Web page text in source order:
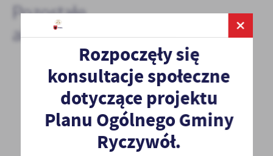
Pozostałe
aktualności
ZAPROSZENIE DO KONSULTACJI
Na podstawie uchwały nr XXXIII/311/2021 Rady
Gminy Ryczywół z dnia 29 grudnia 2021 r.
Rozpoczęły się
konsultacje społeczne
dotyczące projektu
Planu Ogólnego Gminy
Ryczywół.